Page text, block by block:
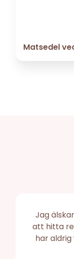
Matsedel
Jag
att hitta
har